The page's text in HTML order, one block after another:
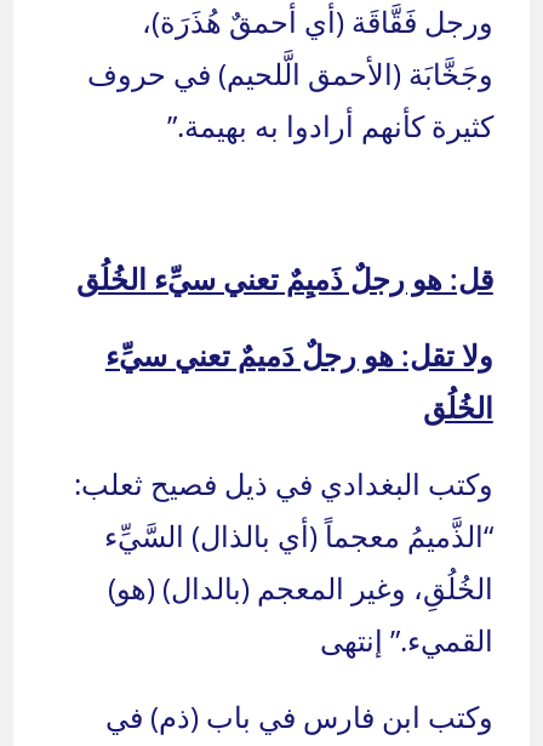
ورجل فَقَّاقَة (أي أحمقٌ هُذَرَة)،
وجَخَّابَة (الأحمق الَّلحيم) في حروف
كثيرة كأنهم أرادوا به بهيمة.”
قل: هو رجلٌ ذَميِمٌ تعني سيِّء الخُلُق
ولا تقل: هو رجلٌ دَميمٌ تعني سيِّء
الخُلُق
وكتب البغدادي في ذيل فصيح ثعلب:
“الذَّميمُ معجماً (أي بالذال) السَّيِّء
الخُلُقِ، وغير المعجم (بالدال) (هو)
القميء.” إنتهى
وكتب ابن فارس في باب (ذم) في